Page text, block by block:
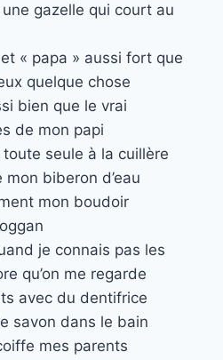
gazelle qui court au
« papa » aussi fort que
quelque chose
bien que le vrai
de mon papi
seule à la cuillère
biberon d’eau
mon boudoir
je connais pas les
qu’on me regarde
avec du dentifrice
savon dans le bain
mes parents